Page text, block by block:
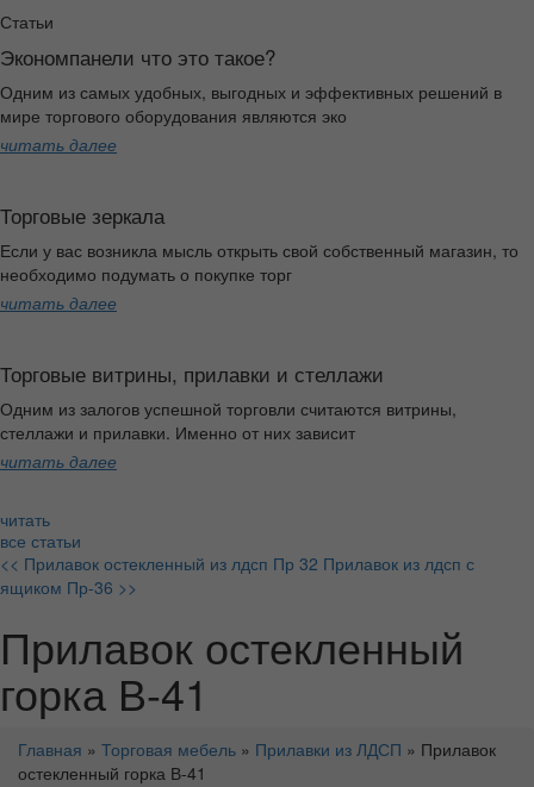
Статьи
Экономпанели что это такое?
Одним из самых удобных, выгодных и эффективных решений в
мире торгового оборудования являются эко
читать далее
Торговые зеркала
Если у вас возникла мысль открыть свой собственный магазин, то
необходимо подумать о покупке торг
читать далее
Торговые витрины, прилавки и стеллажи
Одним из залогов успешной торговли считаются витрины,
стеллажи и прилавки. Именно от них зависит
читать далее
читать
все статьи
<< Прилавок остекленный из лдсп Пр 32 Прилавок из лдсп с
ящиком Пр-36 >>
Прилавок остекленный
горка В-41
Главная » Торговая мебель » Прилавки из ЛДСП » Прилавок
остекленный горка В-41